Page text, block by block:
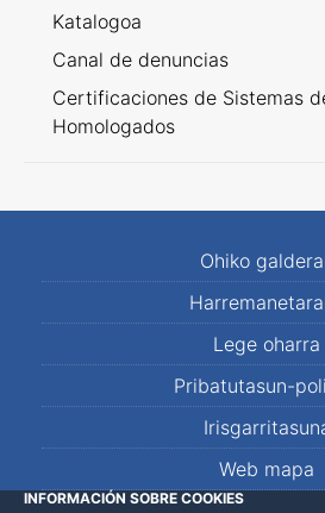
Katalogoa
Canal de denuncias
Certificaciones de Sistemas
Homologados
Ohiko
Lege oharra
Pribatutasun-
Web mapa
INFORMACIÓN SOBRE COOKIES